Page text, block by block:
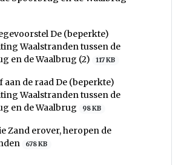
De (beperkte)
Waalstranden tussen de
en de Waalbrug (2)
117 KB
aan de raad De (beperkte)
Waalstranden tussen de
en de Waalbrug
98 KB
Zand erover, heropen de
678 KB